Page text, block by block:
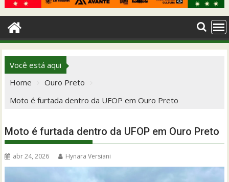
Você está aqui
Home
Ouro Preto
Moto é furtada dentro da UFOP em Ouro Preto
Moto é furtada dentro da UFOP em Ouro Preto
abr 24, 2026 Hynara Versiani